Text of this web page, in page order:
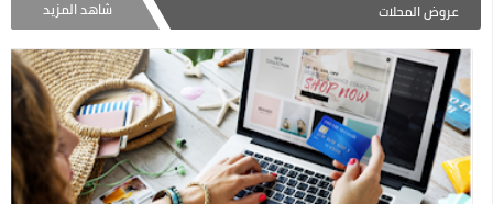
عروض المحلات شاهد المزيد